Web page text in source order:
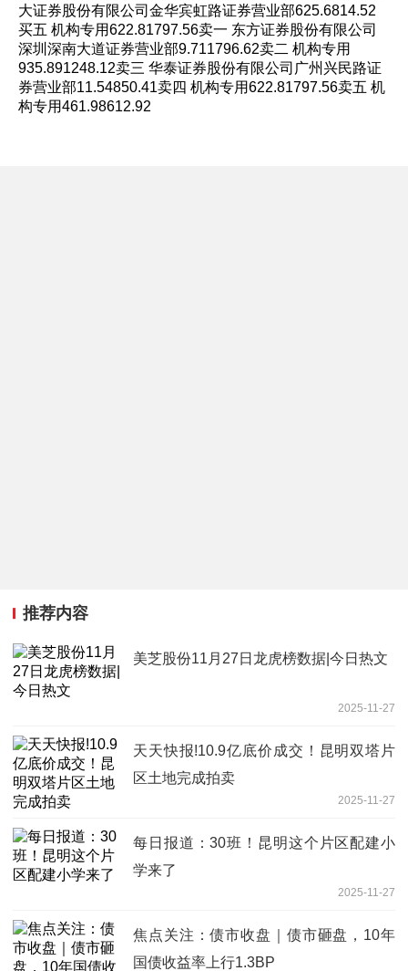
大证券股份有限公司金华宾虹路证券营业部625.6814.52
买五 机构专用622.81797.56卖一 东方证券股份有限公司
深圳深南大道证券营业部9.711796.62卖二 机构专用
935.891248.12卖三 华泰证券股份有限公司广州兴民路证
券营业部11.54850.41卖四 机构专用622.81797.56卖五 机
构专用461.98612.92
推荐内容
美芝股份11月27日龙虎榜数据|今日热文
2025-11-27
天天快报!10.9亿底价成交！昆明双塔片
区土地完成拍卖
2025-11-27
每日报道：30班！昆明这个片区配建小
学来了
2025-11-27
焦点关注：债市收盘｜债市砸盘，10年
国债收益率上行1.3BP